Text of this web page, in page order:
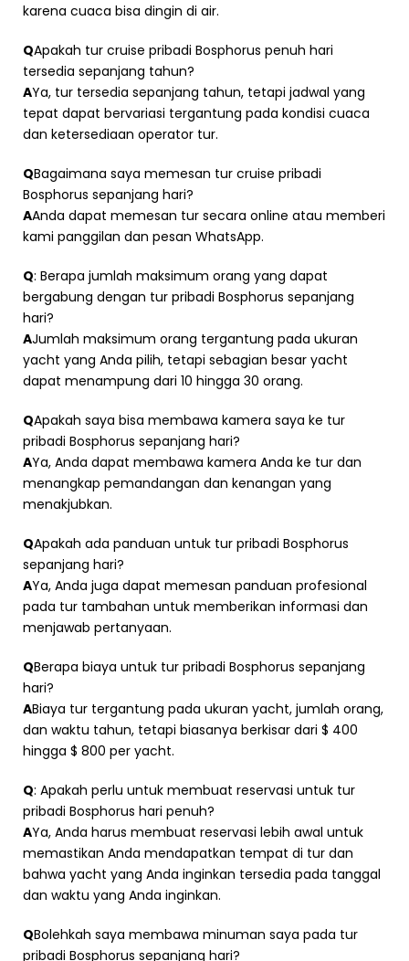
karena cuaca bisa dingin di air.
QApakah tur cruise pribadi Bosphorus penuh hari
tersedia sepanjang tahun?
AYa, tur tersedia sepanjang tahun, tetapi jadwal yang
tepat dapat bervariasi tergantung pada kondisi cuaca
dan ketersediaan operator tur.
QBagaimana saya memesan tur cruise pribadi
Bosphorus sepanjang hari?
AAnda dapat memesan tur secara online atau memberi
kami panggilan dan pesan WhatsApp.
Q: Berapa jumlah maksimum orang yang dapat
bergabung dengan tur pribadi Bosphorus sepanjang
hari?
AJumlah maksimum orang tergantung pada ukuran
yacht yang Anda pilih, tetapi sebagian besar yacht
dapat menampung dari 10 hingga 30 orang.
QApakah saya bisa membawa kamera saya ke tur
pribadi Bosphorus sepanjang hari?
AYa, Anda dapat membawa kamera Anda ke tur dan
menangkap pemandangan dan kenangan yang
menakjubkan.
QApakah ada panduan untuk tur pribadi Bosphorus
sepanjang hari?
AYa, Anda juga dapat memesan panduan profesional
pada tur tambahan untuk memberikan informasi dan
menjawab pertanyaan.
QBerapa biaya untuk tur pribadi Bosphorus sepanjang
hari?
ABiaya tur tergantung pada ukuran yacht, jumlah orang,
dan waktu tahun, tetapi biasanya berkisar dari $ 400
hingga $ 800 per yacht.
Q: Apakah perlu untuk membuat reservasi untuk tur
pribadi Bosphorus hari penuh?
AYa, Anda harus membuat reservasi lebih awal untuk
memastikan Anda mendapatkan tempat di tur dan
bahwa yacht yang Anda inginkan tersedia pada tanggal
dan waktu yang Anda inginkan.
QBolehkah saya membawa minuman saya pada tur
pribadi Bosphorus sepanjang hari?